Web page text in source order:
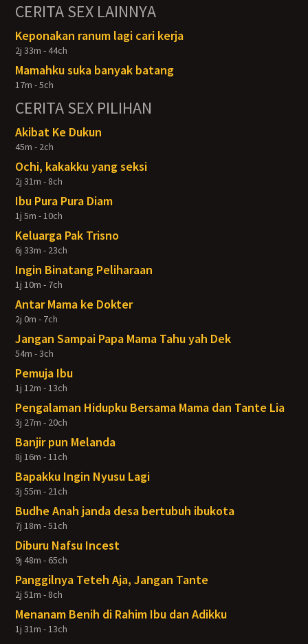
CERITA SEX LAINNYA
Keponakan ranum lagi cari kerja
2j 33m - 44ch
Mamahku suka banyak batang
17m - 5ch
CERITA SEX PILIHAN
Akibat Ke Dukun
45m - 2ch
Ochi, kakakku yang seksi
2j 31m - 8ch
Ibu Pura Pura Diam
1j 5m - 10ch
Keluarga Pak Trisno
6j 33m - 23ch
Ingin Binatang Peliharaan
1j 10m - 7ch
Antar Mama ke Dokter
2j 0m - 7ch
Jangan Sampai Papa Mama Tahu yah Dek
54m - 3ch
Pemuja Ibu
1j 12m - 13ch
Pengalaman Hidupku Bersama Mama dan Tante Lia
3j 27m - 20ch
Banjir pun Melanda
8j 16m - 11ch
Bapakku Ingin Nyusu Lagi
3j 55m - 21ch
Budhe Anah janda desa bertubuh ibukota
7j 18m - 51ch
Diburu Nafsu Incest
9j 48m - 65ch
Panggilnya Teteh Aja, Jangan Tante
2j 51m - 8ch
Menanam Benih di Rahim Ibu dan Adikku
1j 31m - 13ch